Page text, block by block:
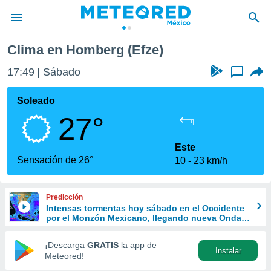
de
ha sido
calidad.
a este
las
y
forma
digital
basada
Clima en Homberg (Efze)
17:49 Sábado ...
Soleado
27°
Sensación de 26°
Este
10
23 km/h
Predicción
Intensas tormentas hoy sábado en el Occidente
por el Monzón Mexicano, llegando nueva Onda
¡Descarga GRATIS la app de
Meteored!
Instalar